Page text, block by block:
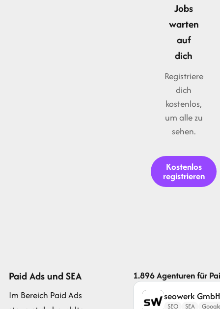
Jobs
warten
auf
dich
Registriere
dich
kostenlos,
um alle zu
sehen.
Kostenlos
registrieren
Paid Ads und SEA
Im Bereich Paid Ads
1.896 Agenturen für
seowerk GmbH
SEO SEA